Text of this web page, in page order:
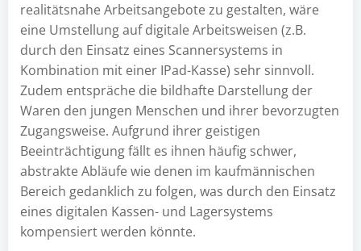
realitätsnahe Arbeitsangebote zu gestalten, wäre
eine Umstellung auf digitale Arbeitsweisen (z.B.
durch den Einsatz eines Scannersystems in
Kombination mit einer IPad-Kasse) sehr sinnvoll.
Zudem entspräche die bildhafte Darstellung der
Waren den jungen Menschen und ihrer bevorzugten
Zugangsweise. Aufgrund ihrer geistigen
Beeinträchtigung fällt es ihnen häufig schwer,
abstrakte Abläufe wie denen im kaufmännischen
Bereich gedanklich zu folgen, was durch den Einsatz
eines digitalen Kassen- und Lagersystems
kompensiert werden könnte.